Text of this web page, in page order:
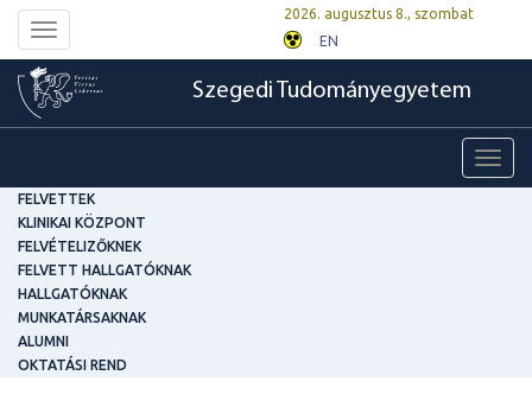
Toggle
navigation
2026. augusztus 8., szombat
EN
Szegedi Tudományegyetem
FELVETTEK
KLINIKAI KÖZPONT
FELVÉTELIZŐKNEK
FELVETT HALLGATÓKNAK
HALLGATÓKNAK
MUNKATÁRSAKNAK
ALUMNI
OKTATÁSI REND